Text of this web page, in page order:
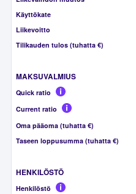
Käyttökate
Liikevoitto
Tilikauden tulos (tuhatta €)
MAKSUVALMIUS
Quick ratio
Current ratio
Oma pääoma (tuhatta €)
Taseen loppusumma (tuhatta €)
HENKILÖSTÖ
Henkilöstö